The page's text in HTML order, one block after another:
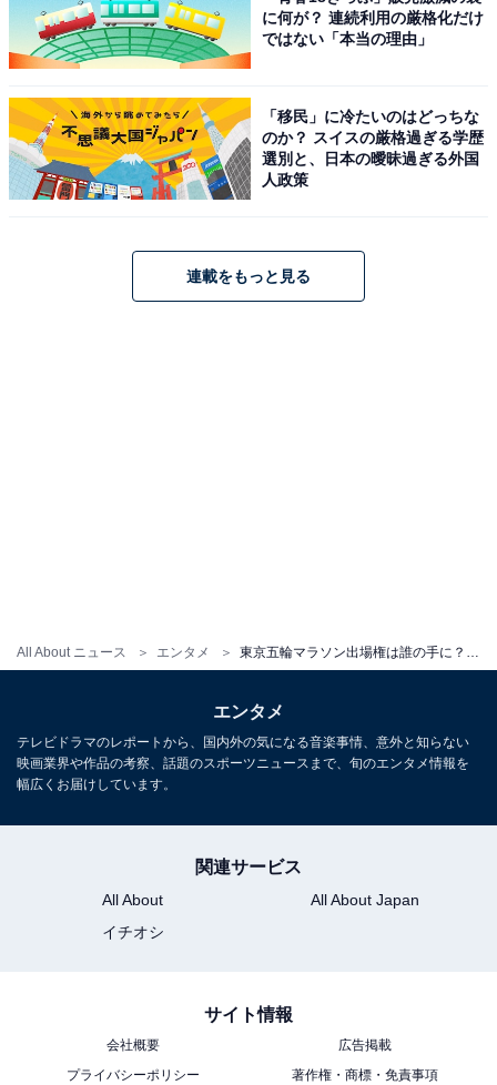
All About ニュース エンタメ
指定大会におけるタイム、順位の突破者
者
以上の条件を突破した男子31名、女子12名の選手が
MGCへ出場します。
注目ポイントや注目選手は？
拓選手（トヨタ自動車）、箱根駅伝2区の上り坂で接戦
木健吾選手（富士通）にも注目してほしいと思います。
田瑞生選手（ダイハツ）、2013年のモスクワ世界陸上マ
ラソンで銅メダルの実績がある福士加代子選手（ワコー
ル）などが出場します。
トラック種目で日本代表の経験のある上原美幸選手（第
一生命グループ）、鈴木亜由子選手、関根花観選手（と
もに日本郵政グループ）もマラソンでの初代表を狙える
に何が？ 連続利用の厳格化だけ
ではない「本当の理由」
「移民」に冷たいのはどっちな
のか？ スイスの厳格過ぎる学歴
選別と、日本の曖昧過ぎる外国
人政策
連載をもっと見る
エンタメ
テレビドラマのレポートから、国内外の気になる音楽事情、意外と知らない
映画業界や作品の考察、話題のスポーツニュースまで、旬のエンタメ情報を
幅広くお届けしています。
関連サービス
All About
All About Japan
イチオシ
サイト情報
会社概要
広告掲載
プライバシーポリシー
著作権・商標・免責事項